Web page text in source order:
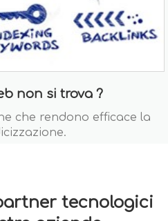
non si trova ?
che rendono efficace la
tecnologici